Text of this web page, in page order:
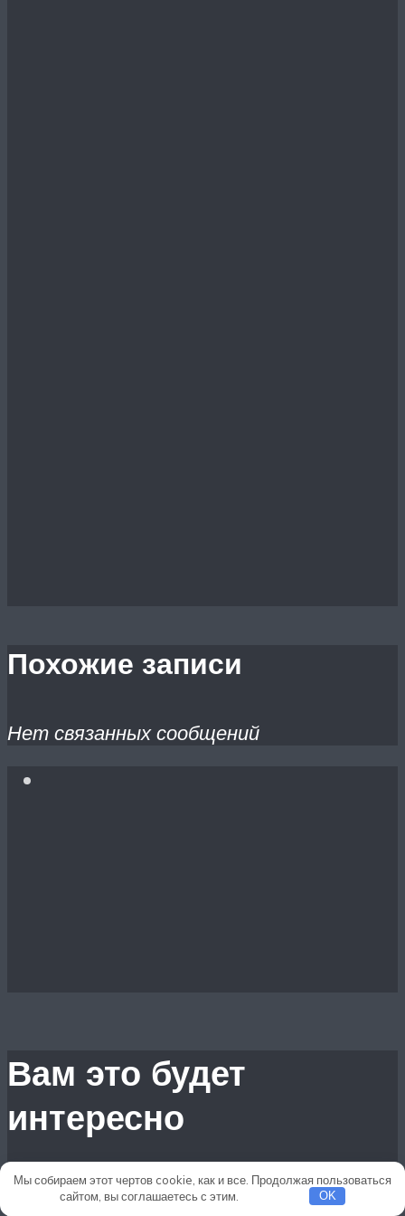
Похожие записи
Нет связанных сообщений
Вам это будет
интересно
Мы собираем этот чертов cookie, как и все. Продолжая пользоваться
сайтом, вы соглашаетесь с этим.
OK